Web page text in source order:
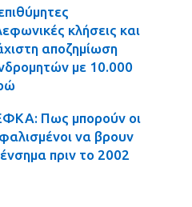
κλήσεις και
αποζημίωση
με 10.000
Πως μπορούν οι
να βρουν
πριν το 2002